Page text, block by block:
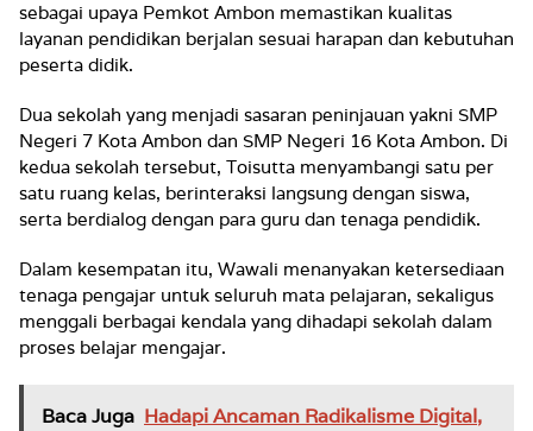
sebagai upaya Pemkot Ambon memastikan kualitas
layanan pendidikan berjalan sesuai harapan dan kebutuhan
peserta didik.
Dua sekolah yang menjadi sasaran peninjauan yakni SMP
Negeri 7 Kota Ambon dan SMP Negeri 16 Kota Ambon. Di
kedua sekolah tersebut, Toisutta menyambangi satu per
satu ruang kelas, berinteraksi langsung dengan siswa,
serta berdialog dengan para guru dan tenaga pendidik.
Dalam kesempatan itu, Wawali menanyakan ketersediaan
tenaga pengajar untuk seluruh mata pelajaran, sekaligus
menggali berbagai kendala yang dihadapi sekolah dalam
proses belajar mengajar.
Baca Juga Hadapi Ancaman Radikalisme Digital,